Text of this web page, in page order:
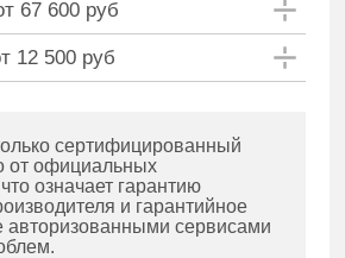
67 600 руб
12 500 руб
сертифицированный
от официальных
означает гарантию
и гарантийное
авторизованными сервисами